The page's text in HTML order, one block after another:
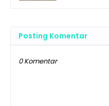
Posting Komentar
0 Komentar